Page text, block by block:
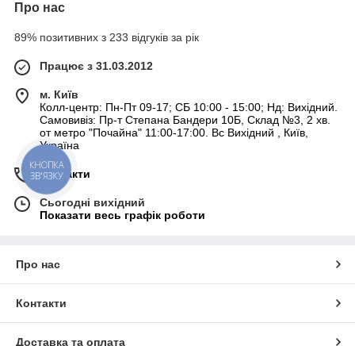
Про нас
89% позитивних з 233 відгуків за рік
Працює з 31.03.2012
м. Київ
Колл-центр: Пн-Пт 09-17; СБ 10:00 - 15:00; Нд: Вихідний.
Самовивіз: Пр-т Степана Бандери 10Б, Склад №3, 2 хв.
от метро "Почайна" 11:00-17:00. Вс Вихідний , Київ,
Україна
Контакти
Сьогодні вихідний
Показати весь графік роботи
Про нас
Контакти
Доставка та оплата
КНОПКА
ЗВ'ЯЗКУ